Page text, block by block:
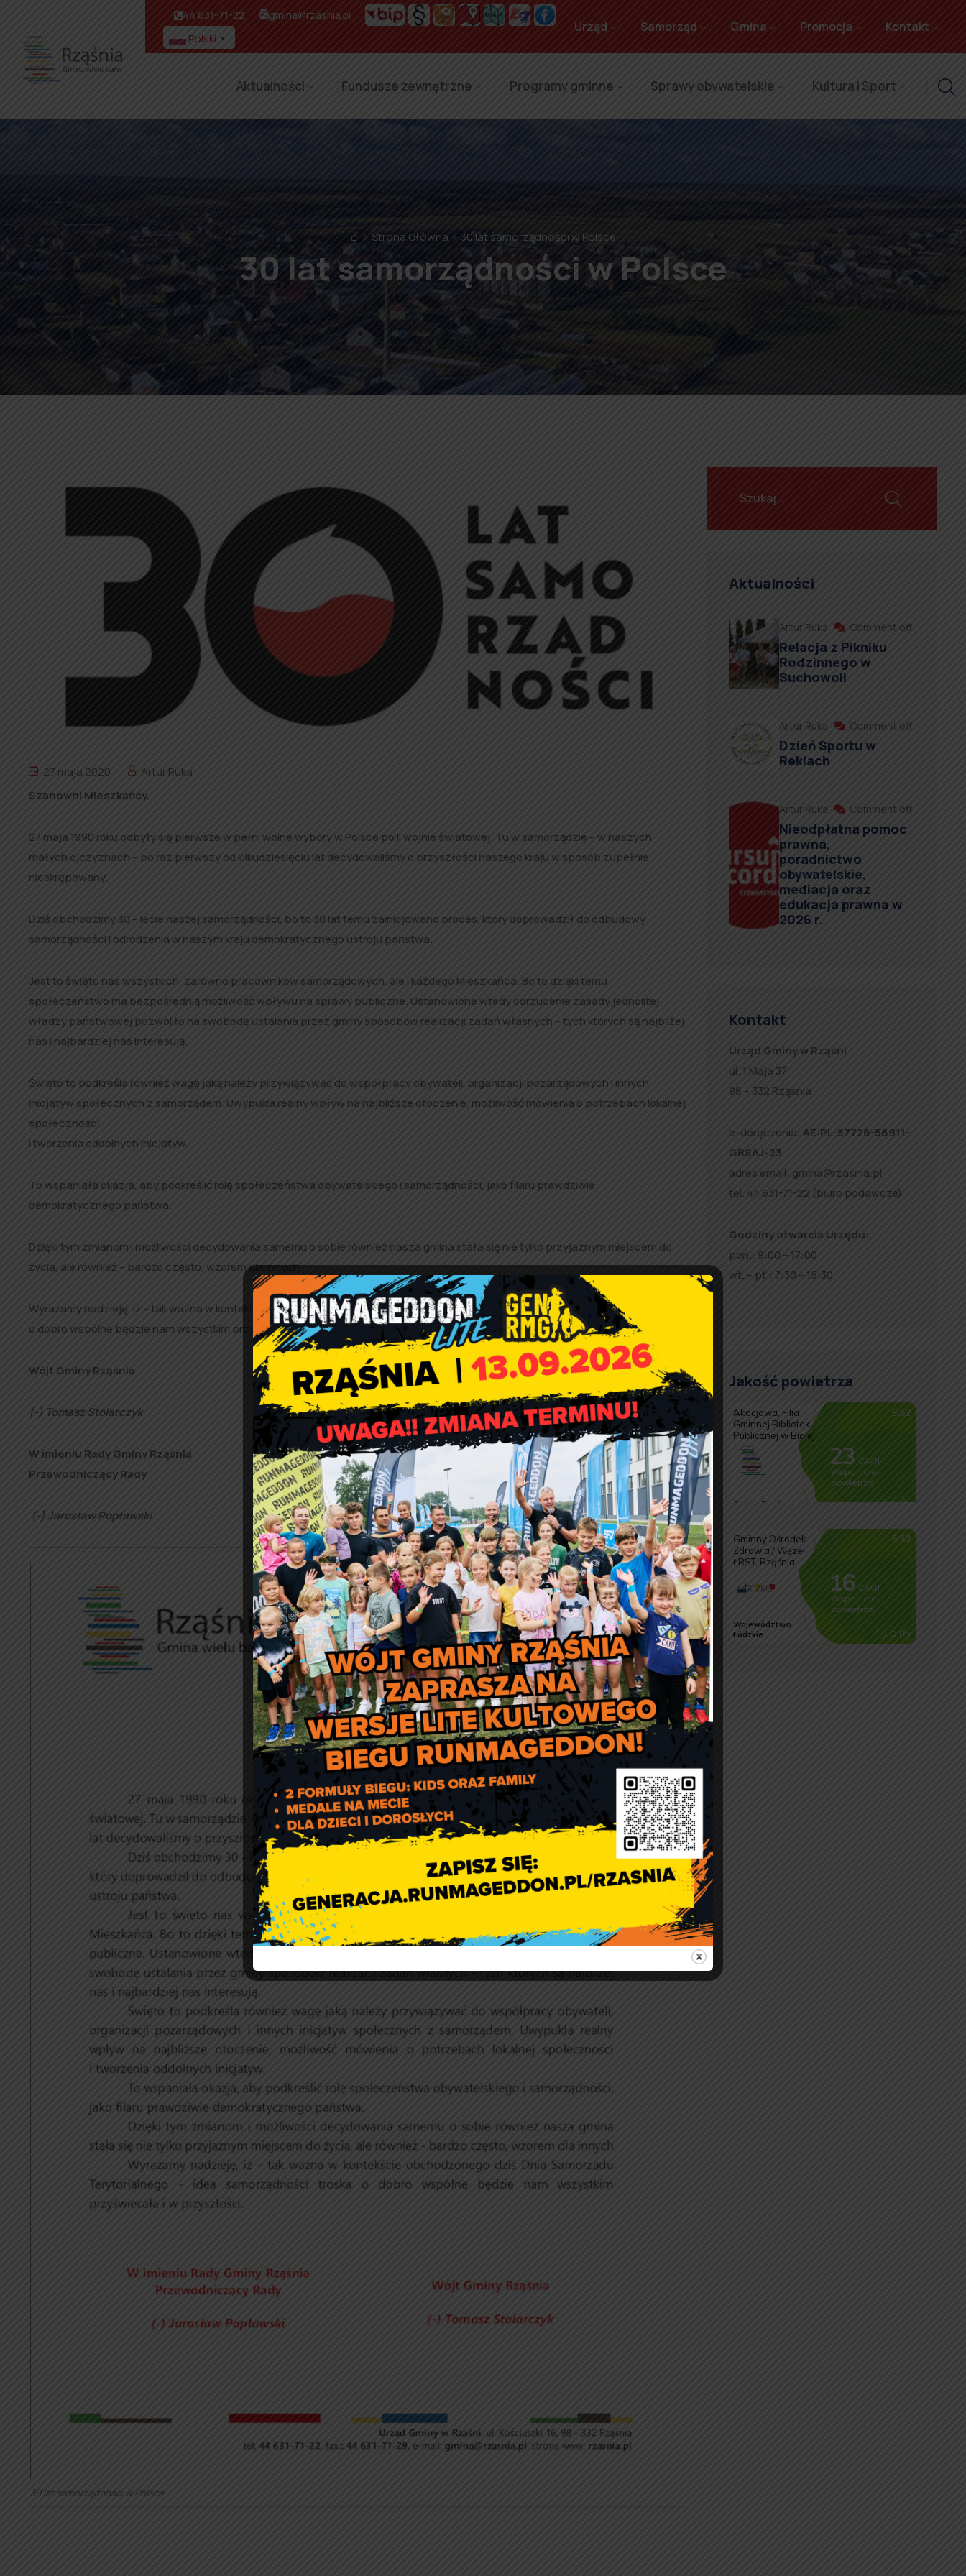
44 631-71-22 gmina@rzasnia.pl
Polski ▼
Urząd Samorząd Gmina Promocja Kontakt
Aktualności Fundusze zewnętrzne Programy gminne Sprawy obywatelskie Kultura i Sport
⌂ Strona Główna 30 lat samorządności w Polsce
30 lat samorządności w Polsce
27 maja 2020
Artur Ruka
Szanowni Mieszkańcy.
27 maja 1990 roku odbyły się pierwsze w pełni wolne wybory w Polsce po II wojnie światowej. Tu w samorządzie – w naszych
małych ojczyznach – po raz pierwszy od kilkudziesięciu lat decydowaliśmy o przyszłości naszego kraju w sposób zupełnie
nieskrępowany.
Dziś obchodzimy 30 – lecie naszej samorządności, bo to 30 lat temu zainicjowano proces, który doprowadził do odbudowy
samorządności i odrodzenia w naszym kraju demokratycznego ustroju państwa.
Jest to święto nas wszystkich, zarówno pracowników samorządowych, ale i każdego Mieszkańca. Bo to dzięki temu
społeczeństwo ma bezpośrednią możliwość wpływu na sprawy publiczne. Ustanowione wtedy odrzucenie zasady jednolitej
władzy państwowej pozwoliło na swobodę ustalania przez gminy sposobów realizacji zadań własnych – tych których są najbliżej
nas i najbardziej nas interesują.
Święto to podkreśla również wagę jaką należy przywiązywać do współpracy obywateli, organizacji pozarządowych i innych
inicjatyw społecznych z samorządem. Uwypukla realny wpływ na najbliższe otoczenie, możliwość mówienia o potrzebach lokalnej
społeczności
i tworzenia oddolnych inicjatyw.
To wspaniała okazja, aby podkreślić rolę społeczeństwa obywatelskiego i samorządności, jako filaru prawdziwie
demokratycznego państwa.
Dzięki tym zmianom i możliwości decydowania samemu o sobie również nasza gmina stała się nie tylko przyjaznym miejscem do
życia, ale również – bardzo często, wzorem dla innych
Wyrażamy nadzieję, iż – tak ważna w kontekście obchodzonego dziś Dnia Samorządu Terytorialnego – idea samorządności troska
o dobro wspólne będzie nam wszystkim przyświecała i w przyszłości.
Wójt Gminy Rząśnia
(-) Tomasz Stolarczyk
W imieniu Rady Gminy Rząśnia
Przewodniczący Rady
(-) Jarosław Popławski
30 lat samorządności w Polsce
Aktualności
Artur Ruka Comment off
Relacja z Pikniku
Rodzinnego w
Suchowoli
Artur Ruka Comment off
Dzień Sportu w
Reklach
Artur Ruka Comment off
Nieodpłatna pomoc
prawna,
poradnictwo
obywatelskie,
mediacja oraz
edukacja prawna w
2026 r.
Kontakt
Urząd Gminy w Rząśni
ul. 1 Maja 37
98 – 332 Rząśnia
e-doręczenia: AE:PL-57726-56911-
GBSAJ-23
adres email: gmina@rzasnia.pl
tel. 44 631-71-22 (biuro podawcze)
Godziny otwarcia Urzędu:
pon.: 9:00 – 17:00
wt. – pt.: 7:30 – 15:30
Jakość powietrza